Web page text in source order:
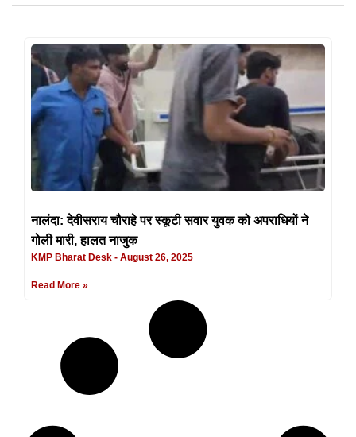
नालंदा: देवीसराय चौराहे पर स्कूटी सवार युवक को अपराधियों ने
गोली मारी, हालत नाजुक
KMP Bharat Desk August 26, 2025
Read More »